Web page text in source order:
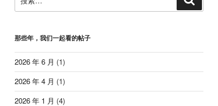
索：
那些年，我们一起看的帖子
2026 年 6 月 (1)
2026 年 4 月 (1)
2026 年 1 月 (4)